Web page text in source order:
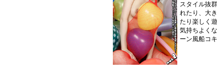
スタイル抜
れたり、大
たり楽しく
気持ちよく
ーン風船コ